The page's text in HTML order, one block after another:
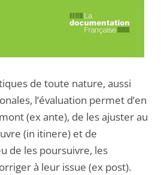
de toute nature, aussi
l’évaluation permet d’en
(ex ante), de les ajuster au
(in itinere) et de
de les poursuivre, les
à leur issue (ex post).